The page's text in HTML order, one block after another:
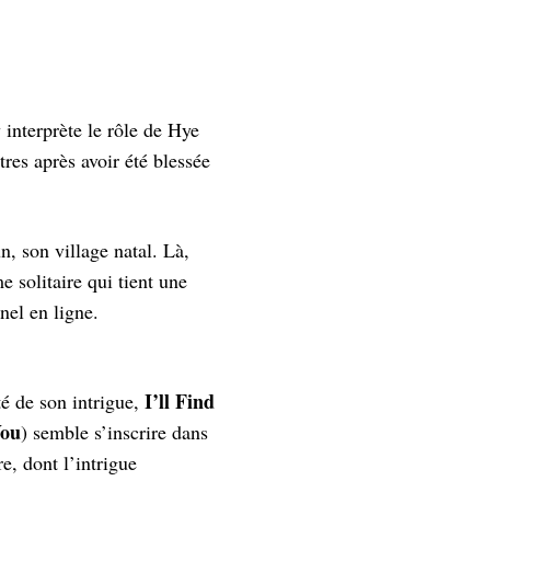
le rôle de Hye
après avoir été blessée
son village natal. Là,
solitaire qui tient une
en ligne.
de son intrigue, I’ll Find
) semble s’inscrire dans
dont l’intrigue